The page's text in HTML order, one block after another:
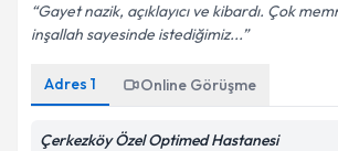
Gayet nazik, açıklayıcı ve kibardı. Çok
inşallah sayesinde istediğimiz...
Adres 1 Online Görüşme
Çerkezköy Özel Optimed Hastanesi